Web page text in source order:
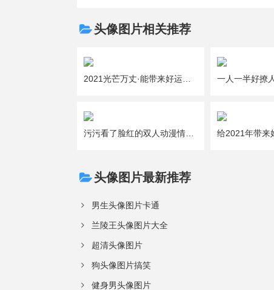
头像图片相关推荐
头像图片最新推荐
男生头像图片卡通
兰陵王头像图片大全
超清头像图片
狗头像图片搞笑
健身男头像图片